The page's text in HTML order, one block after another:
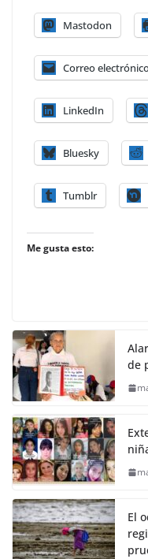
Mastodon
Correo
LinkedIn
Bluesky
Tumblr
Me gusta esto:
de
El